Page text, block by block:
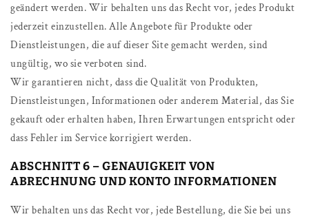
geändert werden. Wir behalten uns das Recht vor, jedes Produkt
jederzeit einzustellen. Alle Angebote für Produkte oder
Dienstleistungen, die auf dieser Site gemacht werden, sind
ungültig, wo sie verboten sind.
Wir garantieren nicht, dass die Qualität von Produkten,
Dienstleistungen, Informationen oder anderem Material, das Sie
gekauft oder erhalten haben, Ihren Erwartungen entspricht oder
dass Fehler im Service korrigiert werden.
ABSCHNITT 6 – GENAUIGKEIT VON
ABRECHNUNG UND KONTO INFORMATIONEN
Wir behalten uns das Recht vor, jede Bestellung, die Sie bei uns